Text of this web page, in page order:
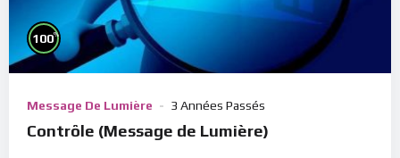
100%
Message De Lumière 3 Années Passés
Contrôle (Message de Lumière)